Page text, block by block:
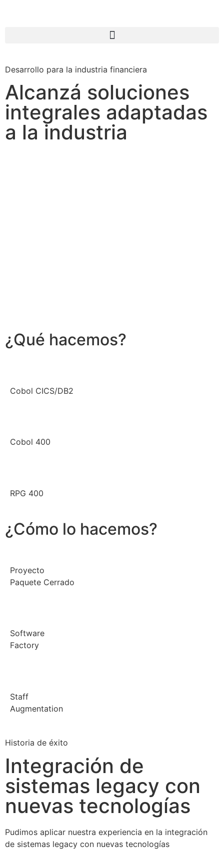
Desarrollo para la industria financiera
Alcanzá soluciones
integrales adaptadas
a la industria
¿Qué hacemos?
Cobol CICS/DB2
Cobol 400
RPG 400
¿Cómo lo hacemos?
Proyecto
Paquete Cerrado
Software
Factory
Staff
Augmentation
Historia de éxito
Integración de
sistemas legacy con
nuevas tecnologías
Pudimos aplicar nuestra experiencia en la integración
de sistemas legacy con nuevas tecnologías